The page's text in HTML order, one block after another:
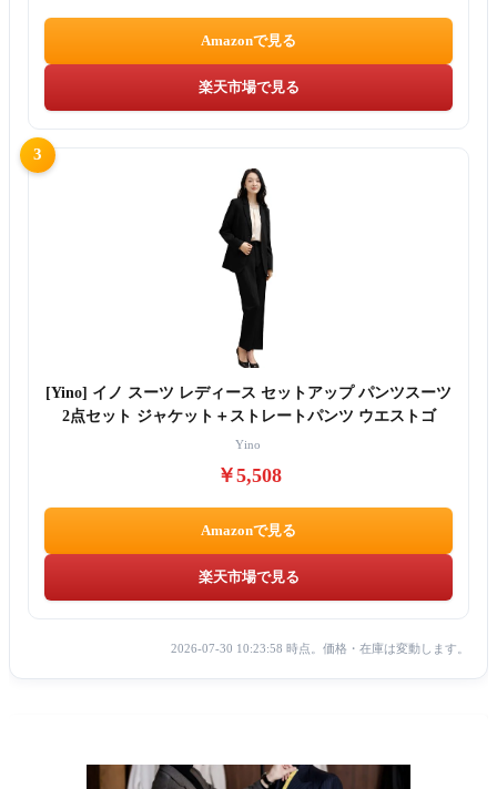
Amazonで見る
楽天市場で見る
3
[Yino] イノ スーツ レディース セットアップ パンツスーツ
2点セット ジャケット＋ストレートパンツ ウエストゴ
Yino
￥5,508
Amazonで見る
楽天市場で見る
2026-07-30 10:23:58 時点。価格・在庫は変動します。